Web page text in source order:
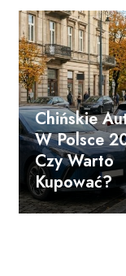
Chińskie
W Polsce
Czy Warto
Kupować?